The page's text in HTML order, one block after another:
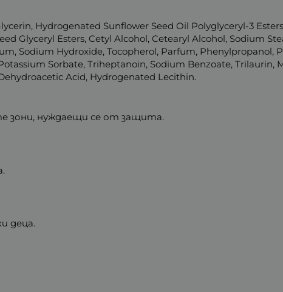
Hydrogenated Sunflower Seed Oil Polyglyceryl-3
Glyceryl Esters, Cetyl Alcohol, Cetearyl Alcohol, Sodium
Sodium Hydroxide, Tocopherol, Parfum, Phenylpropanol,
Sorbate, Triheptanoin, Sodium Benzoate, Trilaurin,
Acid, Hydrogenated Lecithin.
зони, нуждаещи се от защита.
деца.